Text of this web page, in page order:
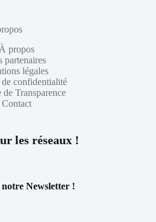
À propos
partenaires
légales
confidentialité
Transparence
Contact
les réseaux !
Newsletter !